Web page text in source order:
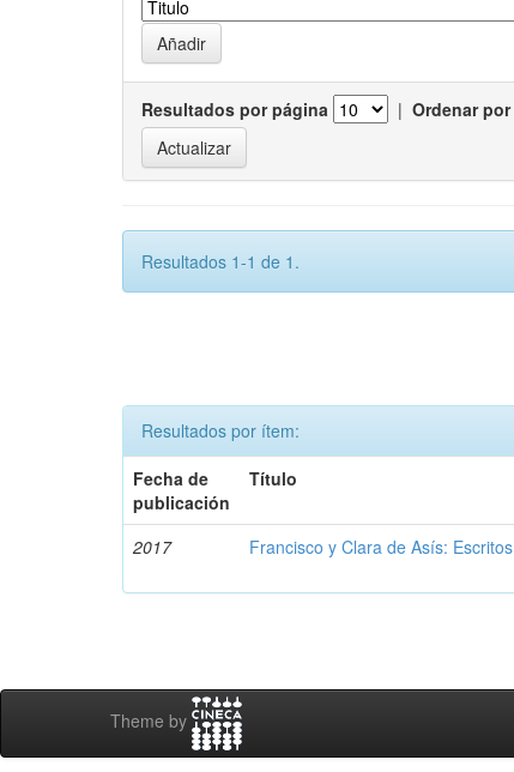
Resultados por página | Ordenar por
Resultados 1-1 de 1.
Resultados por ítem:
Fecha de
publicación
Título
2017 Francisco y Clara de Asís: Escritos
Theme by